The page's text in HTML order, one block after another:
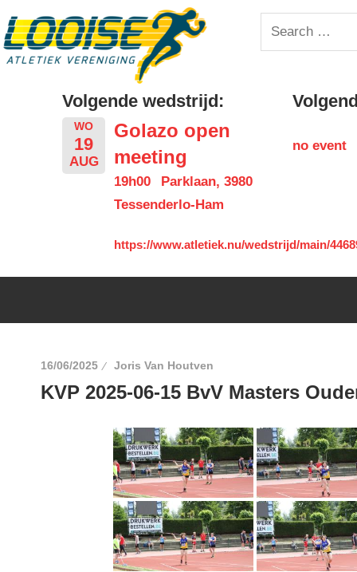
to
content
Looise
Search
for:
Volgende wedstrijd:
WO
19
AUG
Golazo open
meeting
19h00
Parklaan, 3980
Tessenderlo-Ham
https://www.atletiek.nu/wedstrijd/main/
no event
16/06/2025 Joris Van Houtven
KVP 2025-06-15 BvV Masters